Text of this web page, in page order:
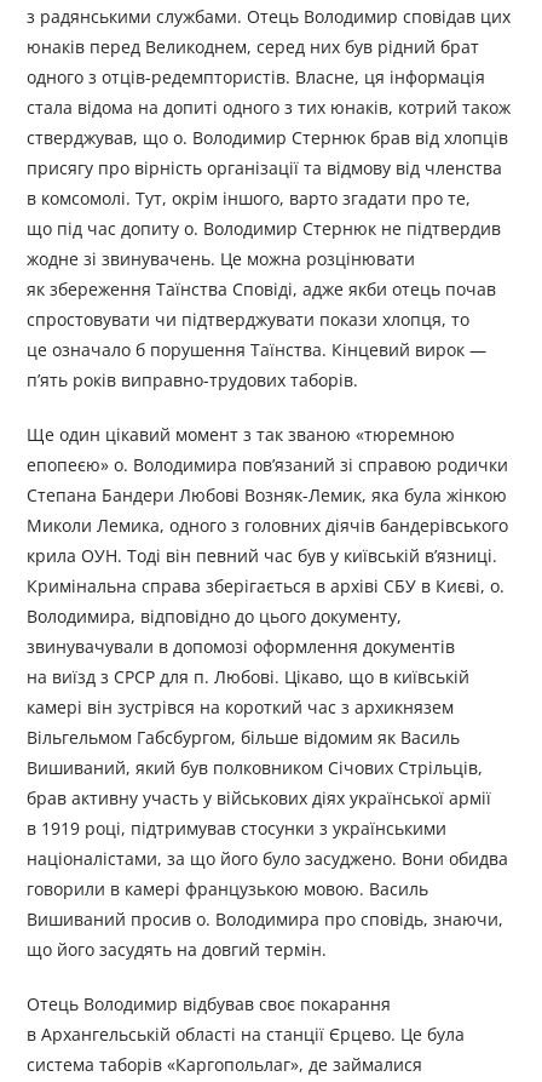
з радянськими службами. Отець Володимир сповідав цих
юнаків перед Великоднем, серед них був рідний брат
одного з отців-редемптористів. Власне, ця інформація
стала відома на допиті одного з тих юнаків, котрий також
стверджував, що о. Володимир Стернюк брав від хлопців
присягу про вірність організації та відмову від членства
в комсомолі. Тут, окрім іншого, варто згадати про те,
що під час допиту о. Володимир Стернюк не підтвердив
жодне зі звинувачень. Це можна розцінювати
як збереження Таїнства Сповіді, адже якби отець почав
спростовувати чи підтверджувати покази хлопця, то
це означало б порушення Таїнства. Кінцевий вирок —
п’ять років виправно-трудових таборів.
Ще один цікавий момент з так званою «тюремною
епопеєю» о. Володимира пов’язаний зі справою родички
Степана Бандери Любові Возняк-Лемик, яка була жінкою
Миколи Лемика, одного з головних діячів бандерівського
крила ОУН. Тоді він певний час був у київській в’язниці.
Кримінальна справа зберігається в архіві СБУ в Києві, о.
Володимира, відповідно до цього документу,
звинувачували в допомозі оформлення документів
на виїзд з СРСР для п. Любові. Цікаво, що в київській
камері він зустрівся на короткий час з архикнязем
Вільгельмом Габсбургом, більше відомим як Василь
Вишиваний, який був полковником Січових Стрільців,
брав активну участь у військових діях української армії
в 1919 році, підтримував стосунки з українськими
націоналістами, за що його було засуджено. Вони обидва
говорили в камері французькою мовою. Василь
Вишиваний просив о. Володимира про сповідь, знаючи,
що його засудять на довгий термін.
Отець Володимир відбував своє покарання
в Архангельській області на станції Єрцево. Це була
система таборів «Каргопольлаг», де займалися